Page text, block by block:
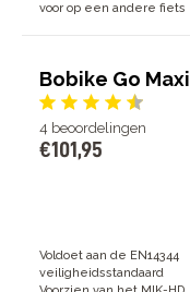
voor op een andere fiets
Bobike Go
4 beoordelingen
€101 ,95
Voldoet aan de EN14344
veiligheidsstandaard